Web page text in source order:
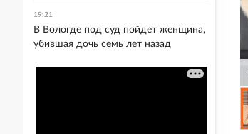
19:21
В Вологде под суд пойдет женщина,
убившая дочь семь лет назад